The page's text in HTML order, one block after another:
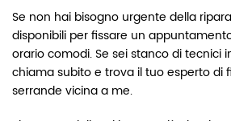
Se non hai bisogno urgente della
disponibili per fissare un
orario comodi. Se sei stanco di tecnici
chiama subito e trova il tuo esperto di
serrande vicina a me.